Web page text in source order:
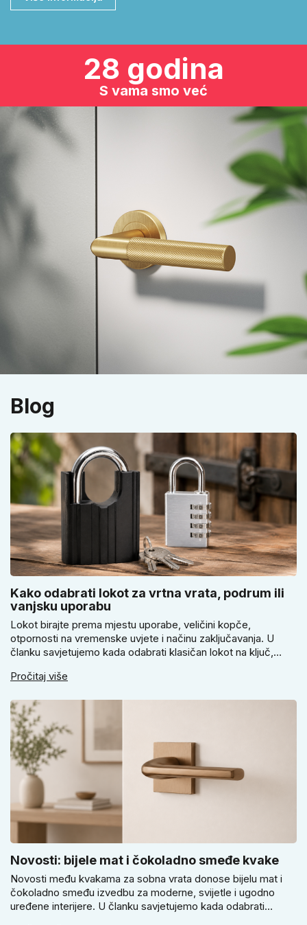
28 godina
S vama smo već
Blog
Kako odabrati lokot za vrtna vrata, podrum ili
vanjsku uporabu
Lokot birajte prema mjestu uporabe, veličini kopče,
otpornosti na vremenske uvjete i načinu zaključavanja. U
članku savjetujemo kada odabrati klasičan lokot na ključ,
vrtnih vrata, podruma ili vrtne kućice ne isplati voditi samo
Pročitaj više
Novosti: bijele mat i čokoladno smeđe kvake
Novosti među kvakama za sobna vrata donose bijelu mat i
čokoladno smeđu izvedbu za moderne, svijetle i ugodno
uređene interijere. U članku savjetujemo kada odabrati